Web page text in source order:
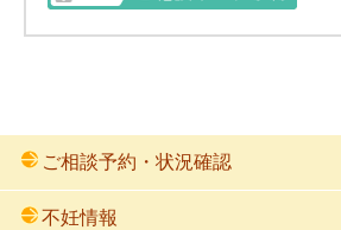
ご相談予約・状況確認
不妊情報